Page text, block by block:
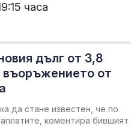
часа
дълг от 3,8
от
да стане известен, че по
коментира бившият